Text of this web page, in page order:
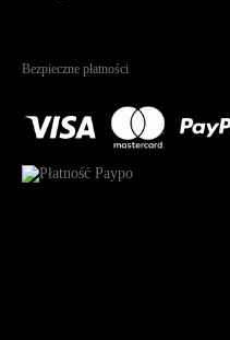
Bezpieczne płatności